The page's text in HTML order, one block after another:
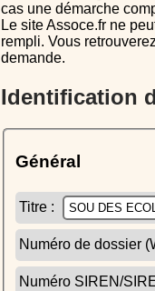
cas une démarche
Le site Assoce.fr ne
rempli. Vous
demande.
Identification
Général
Titre :
Numéro de dossier
Numéro SIREN/